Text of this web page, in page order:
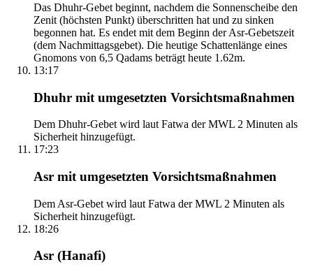
Das Dhuhr-Gebet beginnt, nachdem die Sonnenscheibe den
Zenit (höchsten Punkt) überschritten hat und zu sinken
begonnen hat. Es endet mit dem Beginn der Asr-Gebetszeit
(dem Nachmittagsgebet). Die heutige Schattenlänge eines
Gnomons von 6,5 Qadams beträgt heute 1.62m.
13:17
Dhuhr mit umgesetzten Vorsichtsmaßnahmen
Dem Dhuhr-Gebet wird laut Fatwa der MWL 2 Minuten als
Sicherheit hinzugefügt.
17:23
Asr mit umgesetzten Vorsichtsmaßnahmen
Dem Asr-Gebet wird laut Fatwa der MWL 2 Minuten als
Sicherheit hinzugefügt.
18:26
Asr (Hanafi)